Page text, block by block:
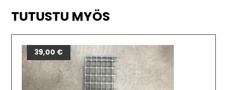
TUTUSTU MYÖS
39,00 €